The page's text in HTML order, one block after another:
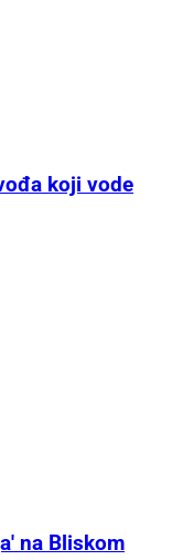
koji vode
na Bliskom